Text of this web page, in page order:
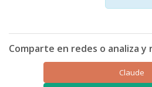
Comparte en redes o analiza y
Claude